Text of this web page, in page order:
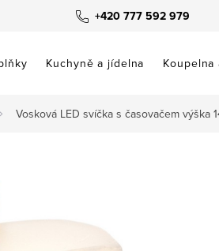
+420 777 592 979
Kuchyně a jídelna Koupelna
Vosková LED svíčka s časovačem výška